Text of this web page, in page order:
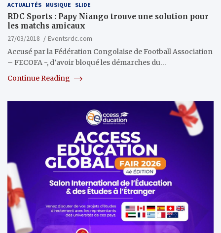
ACTUALITÉS MUSIQUE SLIDE
RDC Sports : Papy Niango trouve une solution pour
les matchs amicaux
27/03/2018
Eventsrdc.com
Accusé par la Fédération Congolaise de Football Association
– FECOFA -, d’avoir bloqué les démarches du…
Continue Reading